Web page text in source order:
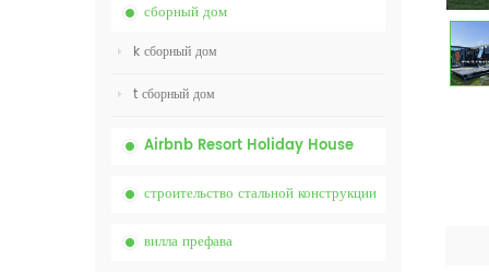
сборный дом
k сборный дом
t сборный дом
Airbnb Resort Holiday House
строительство стальной конструкции
вилла префава